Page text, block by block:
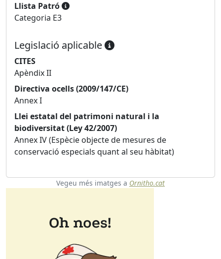
Llista Patró
Categoria E3
Legislació aplicable
CITES
Apèndix II
Directiva ocells (2009/147/CE)
Annex I
Llei estatal del patrimoni natural i la
biodiversitat (Ley 42/2007)
Annex IV (Espècie objecte de mesures de
conservació especials quant al seu hàbitat)
Vegeu més imatges a Ornitho.cat